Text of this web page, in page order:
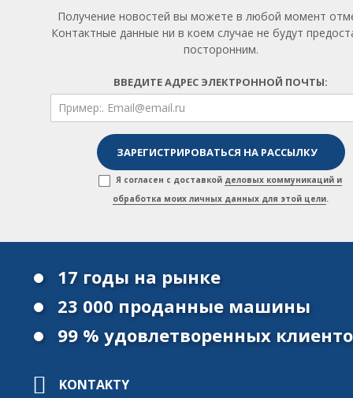
Получение новостей вы можете в любой момент
Контактные данные ни в коем случае не будут
посторонним.
ВВЕДИТЕ АДРЕС ЭЛЕКТРОННОЙ ПОЧТЫ:
Я согласен с доставкой деловых коммуникаций и
обработка моих личных данных для этой цели.
17 годы на рынке
23 000 проданные машины
99 % удовлетворенных
KONTAKTY